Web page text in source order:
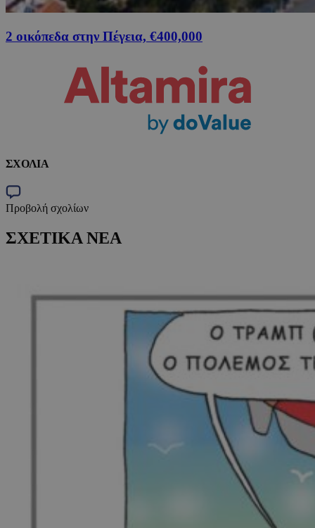
2 οικόπεδα στην Πέγεια, €400,000
ΣΧΟΛΙΑ
Προβολή σχολίων
ΣΧΕΤΙΚΑ ΝΕΑ